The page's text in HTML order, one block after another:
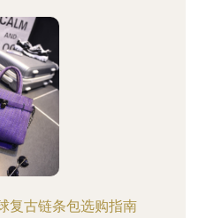
复古链条包选购指南